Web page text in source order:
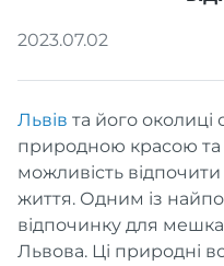
2023.07.02
Львів та його околиці
природною красою та
можливість
життя. Одним із
відпочинку для
Львова. Ці природні